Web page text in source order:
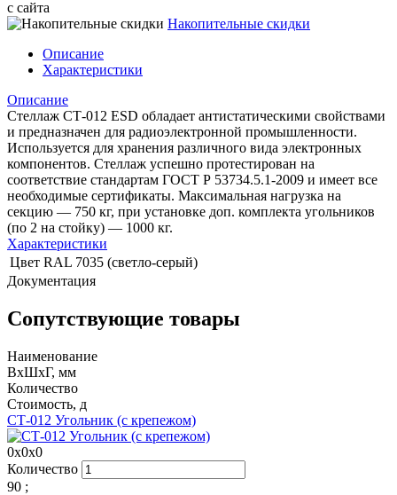
с сайта
Накопительные скидки
Описание
Характеристики
Описание
Стеллаж СТ-012 ESD обладает антистатическими свойствами
и предназначен для радиоэлектронной промышленности.
Используется для хранения различного вида электронных
компонентов. Стеллаж успешно протестирован на
соответствие стандартам ГОСТ Р 53734.5.1-2009 и имеет все
необходимые сертификаты. Максимальная нагрузка на
секцию — 750 кг, при установке доп. комплекта угольников
(по 2 на стойку) — 1000 кг.
Характеристики
Цвет RAL 7035 (cветло-серый)
Документация
Сопутствующие товары
Наименование
ВхШхГ, мм
Количество
Стоимость, д
СТ-012 Угольник (с крепежом)
0x0x0
Количество
90 ;